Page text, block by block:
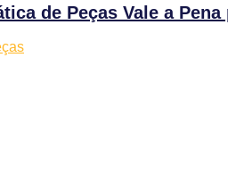
de Peças Vale a